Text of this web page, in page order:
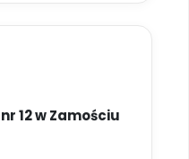
12 w Zamościu